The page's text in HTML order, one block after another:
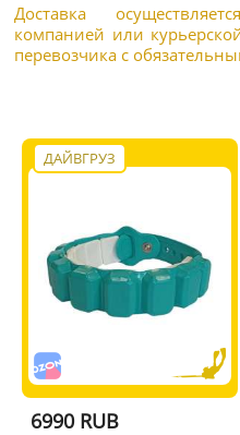
Доставка
компанией или
перевозчика с
ДАЙВГРУЗ
6990 RUB